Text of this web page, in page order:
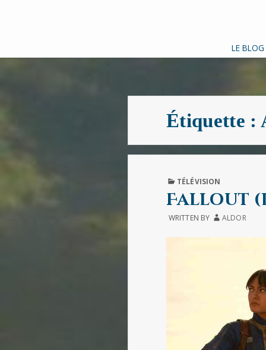
LE BLOG
Étiquette :
PUBLISHED
TÉLÉVISION
Fallout
WRITTEN BY ALDOR